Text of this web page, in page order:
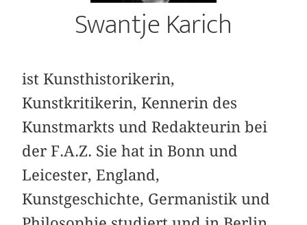
Swantje Karich
ist Kunsthistorikerin,
Kunstkritikerin, Kennerin des
Kunstmarkts und Redakteurin bei
der F.A.Z. Sie hat in Bonn und
Leicester, England,
Kunstgeschichte, Germanistik und